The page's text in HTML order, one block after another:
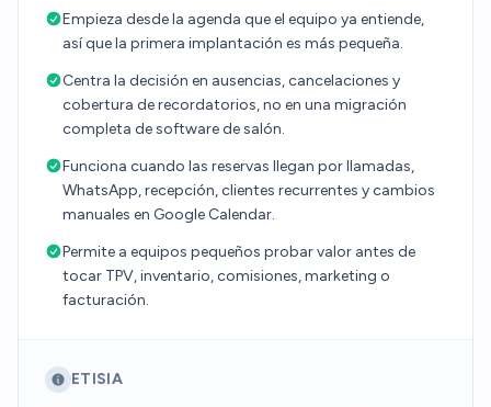
Empieza desde la agenda que el equipo ya entiende,
así que la primera implantación es más pequeña.
Centra la decisión en ausencias, cancelaciones y
cobertura de recordatorios, no en una migración
completa de software de salón.
Funciona cuando las reservas llegan por llamadas,
WhatsApp, recepción, clientes recurrentes y cambios
manuales en Google Calendar.
Permite a equipos pequeños probar valor antes de
tocar TPV, inventario, comisiones, marketing o
facturación.
ETISIA